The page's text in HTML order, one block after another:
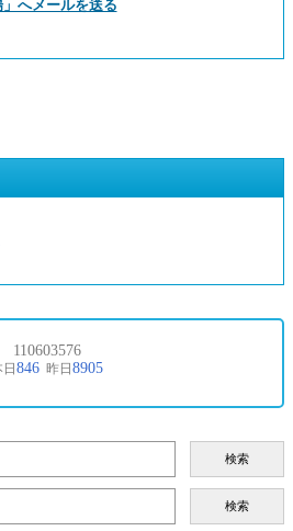
」へメールを送る
検索
検索